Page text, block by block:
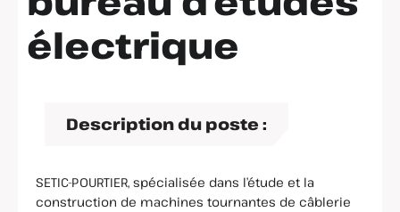
électrique
Description du poste :
SETIC-POURTIER, spécialisée dans l’étude et la
construction de machines tournantes de câblerie